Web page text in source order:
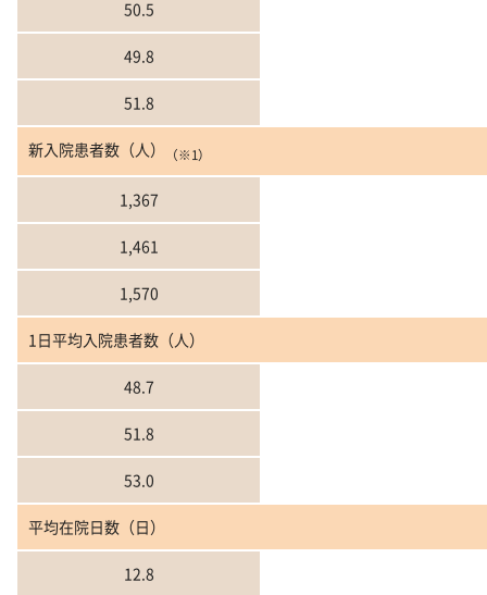
50.5
49.8
51.8
新入院患者数（人） （※1）
1,367
1,461
1,570
1日平均入院患者数（人）
48.7
51.8
53.0
平均在院日数（日）
12.8